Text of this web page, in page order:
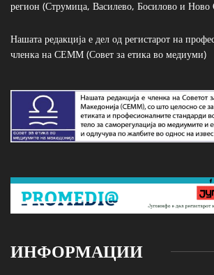
регион (Струмица, Василево, Босилово и Ново
Нашата редакција е дел од регистарот на
членка на СЕММ (Совет за етика во медиуми)
ИНФОРМАЦИИ